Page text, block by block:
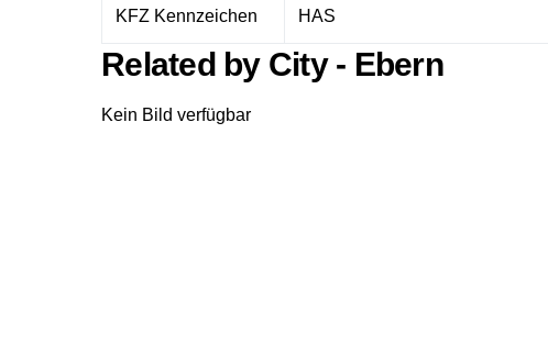
KFZ Kennzeichen HAS
Related by City - Ebern
Kein Bild verfügbar